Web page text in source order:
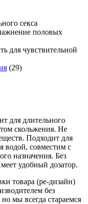
секса
половых
для чувствительной
(29)
для длительного
скольжения. Не
Подходит для
водой, совместим с
назначения. Без
удобный дозатор.
товара (ре-дизайн)
без
мы всегда стараемся